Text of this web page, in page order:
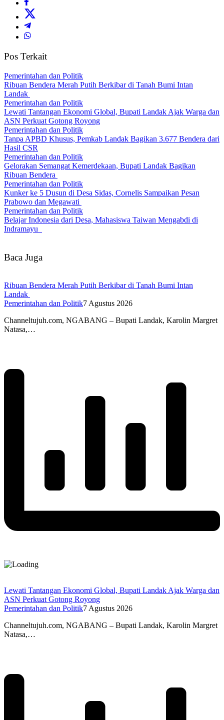
Pos Terkait
Pemerintahan dan Politik
Ribuan Bendera Merah Putih Berkibar di Tanah Bumi Intan
Landak
Pemerintahan dan Politik
Lewati Tantangan Ekonomi Global, Bupati Landak Ajak Warga dan
ASN Perkuat Gotong Royong
Pemerintahan dan Politik
Tanpa APBD Khusus, Pemkab Landak Bagikan 3.677 Bendera dari
Hasil CSR
Pemerintahan dan Politik
Gelorakan Semangat Kemerdekaan, Bupati Landak Bagikan
Ribuan Bendera
Pemerintahan dan Politik
Kunker ke 5 Dusun di Desa Sidas, Cornelis Sampaikan Pesan
Prabowo dan Megawati
Pemerintahan dan Politik
Belajar Indonesia dari Desa, Mahasiswa Taiwan Mengabdi di
Indramayu
Baca Juga
Ribuan Bendera Merah Putih Berkibar di Tanah Bumi Intan
Landak
Pemerintahan dan Politik7 Agustus 2026
Channeltujuh.com, NGABANG – Bupati Landak, Karolin Margret
Natasa,…
Lewati Tantangan Ekonomi Global, Bupati Landak Ajak Warga dan
ASN Perkuat Gotong Royong
Pemerintahan dan Politik7 Agustus 2026
Channeltujuh.com, NGABANG – Bupati Landak, Karolin Margret
Natasa,…